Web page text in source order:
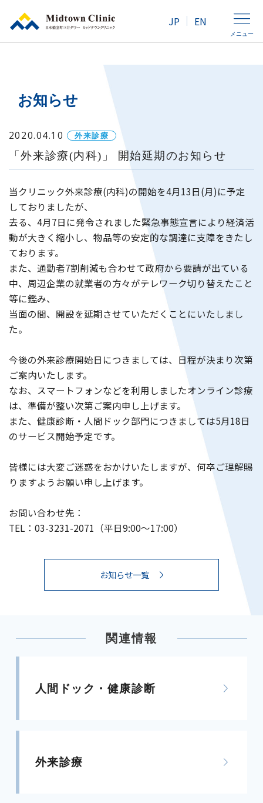
JP EN
メニュー
人間ドック・健康診断
外来診療
アクセス
女性の方へ
企業担当の方へ
お問い合わせ WEB予約
お知らせ
2020.04.10 外来診療
「外来診療(内科)」 開始延期のお知らせ
当クリニック外来診療(内科)の開始を4月13日(月)に予定
しておりましたが、
去る、4月7日に発令されました緊急事態宣言により経済活
動が大きく縮小し、物品等の安定的な調達に支障をきたし
ております。
また、通勤者7割削減も合わせて政府から要請が出ている
中、周辺企業の就業者の方々がテレワーク切り替えたこと
等に鑑み、
当面の間、開設を延期させていただくことにいたしまし
た。
今後の外来診療開始日につきましては、日程が決まり次第
ご案内いたします。
なお、スマートフォンなどを利用しましたオンライン診療
は、準備が整い次第ご案内申し上げます。
また、健康診断・人間ドック部門につきましては5月18日
のサービス開始予定です。
皆様には大変ご迷惑をおかけいたしますが、何卒ご理解賜
りますようお願い申し上げます。
お問い合わせ先：
TEL：03-3231-2071（平日9:00〜17:00）
お知らせ一覧
関連情報
人間ドック・健康診断
外来診療